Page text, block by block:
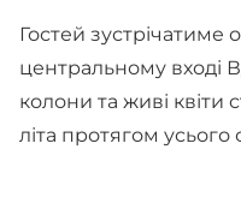
Гостей
центральному вході
колони та живі
літа протягом усього